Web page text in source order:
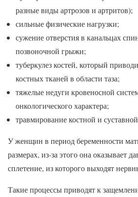
разные виды артрозов и артритов);
сильные физические нагрузки;
сужение отверстия в канальцах
позвоночной грыжи;
туберкулез костей, который
костных тканей в области таза;
тяжелые недуги кровеносной
онкологического характера;
травмирование костной и
У женщин в период беременности
размерах, из-за этого она оказывает
сплетение, из которого выходят
Такие процессы приводят к